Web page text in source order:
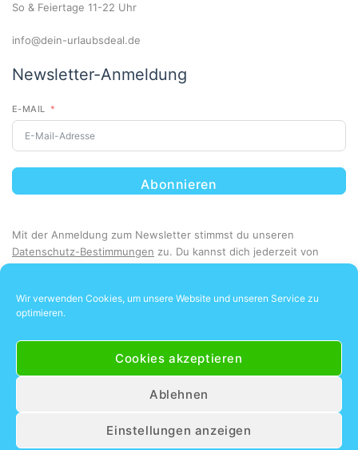
Wir verwenden Cookies, um unsere Website und unseren Service zu
optimieren.
Cookies akzeptieren
Ablehnen
Einstellungen anzeigen
So & Feiertage 11-22 Uhr
info@dein-urlaubsdeal.de
Unsere Kunden lieben uns
87 Bewertungen lesen
Newsletter-Anmeldung
E-MAIL
Abonnieren
Mit der Anmeldung zum Newsletter stimmst du unseren
Datenschutz-Bestimmungen zu. Du kannst dich jederzeit von